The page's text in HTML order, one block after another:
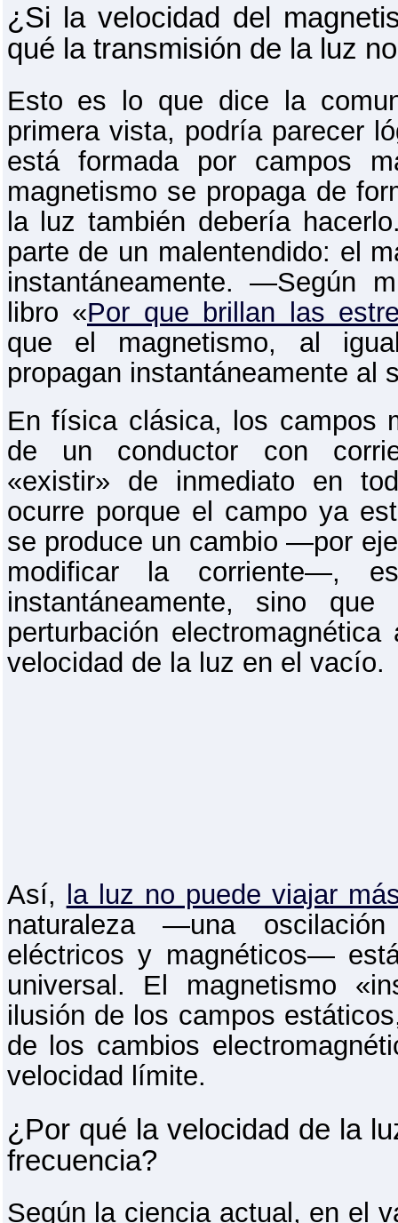
¿Si la velocidad del
qué la transmisión de la luz
Esto es lo que dice la
primera vista, podría parecer
está formada por campos
magnetismo se propaga de
la luz también debería
parte de un malentendido: el
instantáneamente. ―Según
libro «Por que brillan las
que el magnetismo, al
propagan instantáneamente
En física clásica, los campos
de un conductor con
«existir» de inmediato en
ocurre porque el campo ya
se produce un cambio —por
modificar la corriente—,
instantáneamente, sino
perturbación
velocidad de la luz en el vacío.
Así,
la luz no puede viajar
naturaleza —una
eléctricos y magnéticos—
universal. El magnetismo
ilusión de los campos
de los cambios
velocidad límite.
¿Por qué la velocidad de la
frecuencia?
Según la ciencia actual, en el